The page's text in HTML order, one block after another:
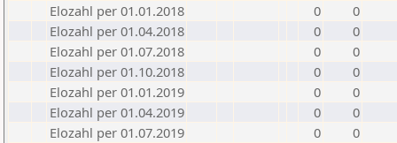
Elozahl per 01.01.2018
0
0
Elozahl per 01.04.2018
0
0
Elozahl per 01.07.2018
0
0
Elozahl per 01.10.2018
0
0
Elozahl per 01.01.2019
0
0
Elozahl per 01.04.2019
0
0
Elozahl per 01.07.2019
0
0